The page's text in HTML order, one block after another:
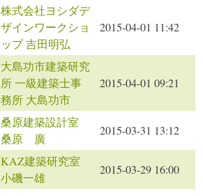
株式会社ヨシダデ
ザインワークショ
ップ 吉田明弘
2015-04-01 11:42
大島功市建築研究
所 一級建築士事
務所 大島功市
2015-04-01 09:21
桑原建築設計室
桑原 廣
2015-03-31 13:12
KAZ建築研究室
小磯一雄
2015-03-29 16:00